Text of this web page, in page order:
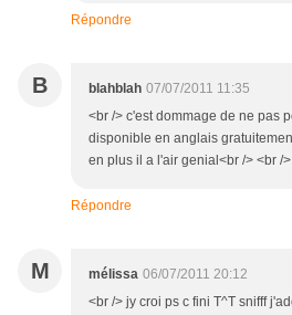
Répondre
B blahblah 07/07/2011 11:35
<br /> c'est dommage de ne pas
disponible en anglais
en plus il a l'air genial<br /> <br /
Répondre
M mélissa 06/07/2011 20:12
<br /> jy croi ps c fini T^T snifff